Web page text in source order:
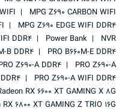
MPG Z690 CARBON WIFI
MPG Z690 EDGE WIFI DDR4
NVR
Power Bank
DDR4
PRO B660M-E DDR4
B DDR4
PRO Z690-A
Z690-A DDR4
PRO Z690-A WIFI DDR4
RX 6600 XT GAMING X 8G
RX 6800 XT GAMING Z TRIO 16G